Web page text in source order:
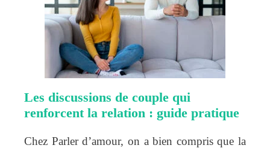
Les discussions de couple qui
renforcent la relation : guide pratique
Chez Parler d’amour, on a bien compris que la